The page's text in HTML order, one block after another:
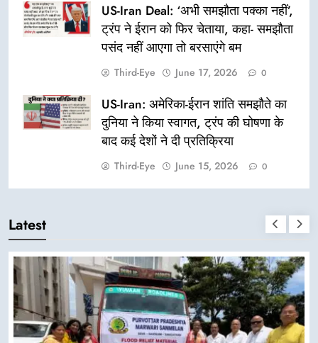
US-Iran Deal: ‘अभी समझौता पक्का नहीं’,
ट्रंप ने ईरान को फिर चेताया, कहा- समझौता
पसंद नहीं आएगा तो बरसाएंगे बम
Third-Eye June 17, 2026 0
US-Iran: अमेरिका-ईरान शांति समझौते का
दुनिया ने किया स्वागत, ट्रंप की घोषणा के
बाद कई देशों ने दी प्रतिक्रिया
Third-Eye June 15, 2026 0
Latest